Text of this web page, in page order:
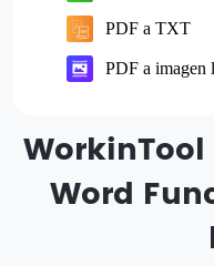
PDF a TXT
PDF a imagen
WorkinTool
Word